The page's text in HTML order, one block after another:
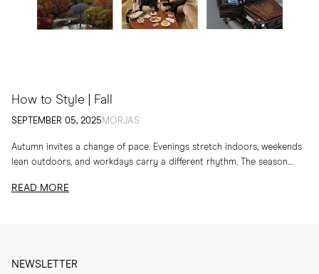
How to Style | Fall
SEPTEMBER 05, 2025 MORJAS
Autumn invites a change of pace. Evenings stretch indoors, weekends
lean outdoors, and workdays carry a different rhythm. The season
READ MORE
NEWSLETTER